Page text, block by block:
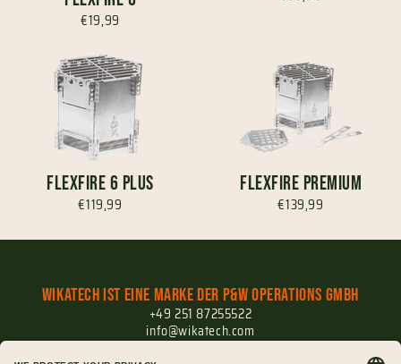
€19,99
FlexFire 6 Plus
€119,99
FlexFire Premium
€139,99
Wikatech ist eine Marke der P&W Operations GmbH
+49 251 87255522
info@wikatech.com